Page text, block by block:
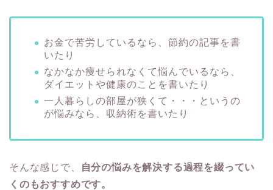
お金で苦労しているなら、節約の記事を書
いたり
なかなか痩せられなくて悩んでいるなら、
ダイエットや健康のことを書いたり
一人暮らしの部屋が狭くて・・・というの
が悩みなら、収納術を書いたり
そんな感じで、
自分の悩みを解決する過程を綴ってい
くのもおすすめです。